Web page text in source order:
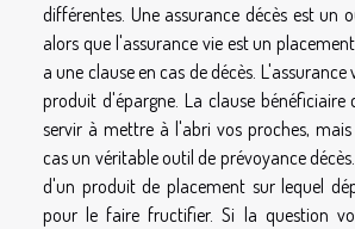
différentes. Une assurance décès est un
alors que l'assurance vie est un
a une clause en cas de décès.
produit d'épargne. La clause
servir à mettre à l'abri vos proches,
cas un véritable outil de prévoyance
d'un produit de placement sur lequel
pour le faire fructifier. Si la question